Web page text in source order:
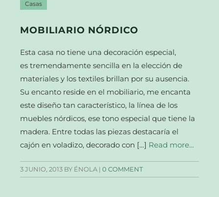
Casas
MOBILIARIO NÓRDICO
Esta casa no tiene una decoración especial,
es tremendamente sencilla en la elección de
materiales y los textiles brillan por su ausencia.
Su encanto reside en el mobiliario, me encanta
este diseño tan característico, la línea de los
muebles nórdicos, ese tono especial que tiene la
madera. Entre todas las piezas destacaría el
cajón en voladizo, decorado con […] Read more…
3 JUNIO, 2013 BY ÉNOLA |0 COMMENT